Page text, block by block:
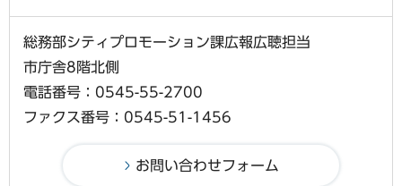
総務部シティプロモーション課広報広聴担当
市庁舎8階北側
電話番号：0545-55-2700
ファクス番号：0545-51-1456